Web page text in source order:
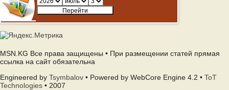
MSN.KG Все права защищены • При размещении статей прямая
ссылка на сайт обязательна
Engineered by Tsymbalov • Powered by WebCore Engine 4.2 • ToT
Technologies • 2007